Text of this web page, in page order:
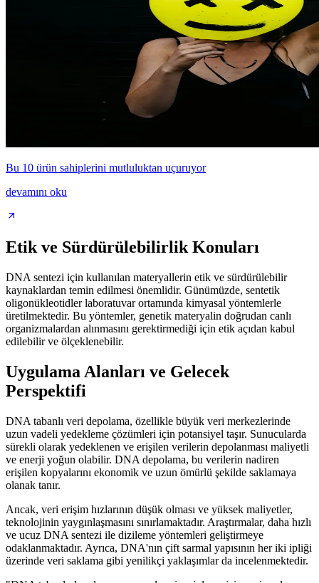
Bu 10 ürün sahiplerini mutluluktan uçuruyor
devamını oku
Etik ve Sürdürülebilirlik Konuları
DNA sentezi için kullanılan materyallerin etik ve sürdürülebilir
kaynaklardan temin edilmesi önemlidir. Günümüzde, sentetik
oligonükleotidler laboratuvar ortamında kimyasal yöntemlerle
üretilmektedir. Bu yöntemler, genetik materyalin doğrudan canlı
organizmalardan alınmasını gerektirmediği için etik açıdan kabul
edilebilir ve ölçeklenebilir.
Uygulama Alanları ve Gelecek
Perspektifi
DNA tabanlı veri depolama, özellikle büyük veri merkezlerinde
uzun vadeli yedekleme çözümleri için potansiyel taşır. Sunucularda
sürekli olarak yedeklenen ve erişilen verilerin depolanması maliyetli
ve enerji yoğun olabilir. DNA depolama, bu verilerin nadiren
erişilen kopyalarını ekonomik ve uzun ömürlü şekilde saklamaya
olanak tanır.
Ancak, veri erişim hızlarının düşük olması ve yüksek maliyetler,
teknolojinin yaygınlaşmasını sınırlamaktadır. Araştırmalar, daha hızlı
ve ucuz DNA sentezi ile dizileme yöntemleri geliştirmeye
odaklanmaktadır. Ayrıca, DNA'nın çift sarmal yapısının her iki ipliği
üzerinde veri saklama gibi yenilikçi yaklaşımlar da incelenmektedir.